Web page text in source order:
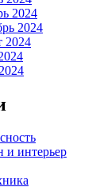
2024
2024
2024
и интерьер